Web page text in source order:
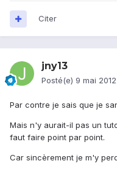
Citer
jny13
Posté(e) 9 mai 2012
Par contre je sais que je
Mais n'y aurait-il pas un
faut faire point par point.
Car sincèrement je m'y